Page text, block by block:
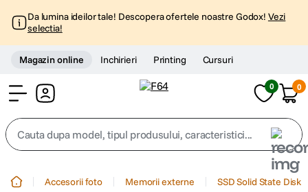
Da lumina ideilor tale! Descopera ofertele noastre Godox! Vezi
selectia!
Magazin online Inchirieri Printing Cursuri
0 0
Cauta dupa model, tipul produsului, caracteristici...
Accesorii foto Memorii externe SSD Solid State Disk